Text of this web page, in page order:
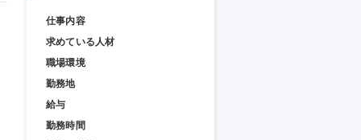
仕事内容
求めている人材
職場環境
勤務地
給与
勤務時間